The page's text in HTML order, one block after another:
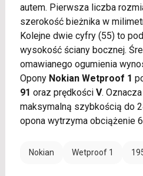
autem. Pierwsza liczba
szerokość bieżnika w
Kolejne dwie cyfry (55) to
wysokość ściany bocznej.
omawianego ogumienia
Opony Nokian Wetproof 1
91 oraz prędkości V.
maksymalną szybkością do
opona wytrzyma obciążenie
Nokian Wetproof 1